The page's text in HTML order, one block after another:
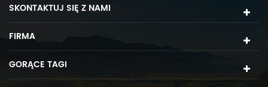
SKONTAKTUJ SIĘ Z NAMI
FIRMA
GORĄCE TAGI